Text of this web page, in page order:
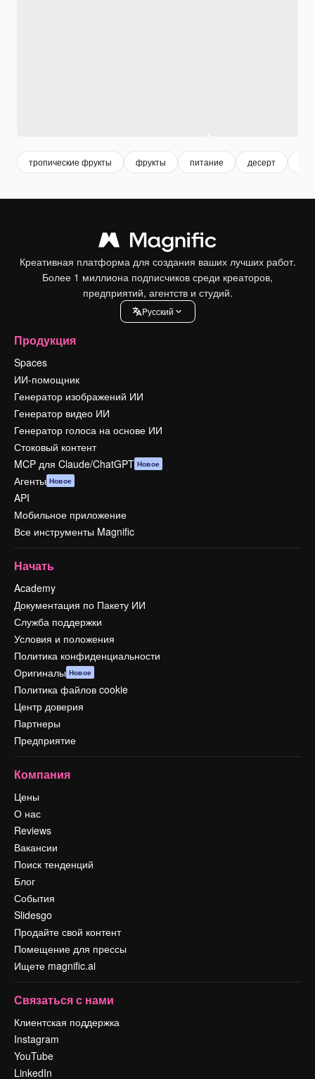
тропические фрукты фрукты питание десерт
Креативная платформа для создания ваших лучших работ.
Более 1 миллиона подписчиков среди креаторов,
предприятий, агентств и студий.
Pусский
Продукция
Spaces
ИИ-помощник
Генератор изображений ИИ
Генератор видео ИИ
Генератор голоса на основе ИИ
Стоковый контент
MCP для Claude/ChatGPT Новое
Агенты Новое
API
Мобильное приложение
Все инструменты Magnific
Начать
Academy
Документация по Пакету ИИ
Служба поддержки
Условия и положения
Политика конфиденциальности
Оригиналы Новое
Политика файлов cookie
Центр доверия
Партнеры
Предприятие
Компания
Цены
О нас
Reviews
Вакансии
Поиск тенденций
Блог
События
Slidesgo
Продайте свой контент
Помещение для прессы
Ищете magnific.ai
Связаться с нами
Клиентская поддержка
Instagram
YouTube
LinkedIn